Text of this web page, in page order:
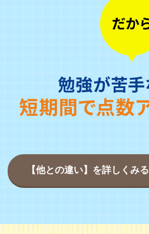
【他との違い】を詳しくみる